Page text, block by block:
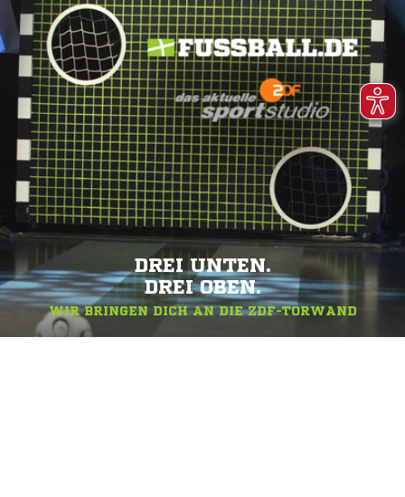
DREI UNTEN.
DREI OBEN.
WIR BRINGEN DICH AN DIE ZDF-TORWAND